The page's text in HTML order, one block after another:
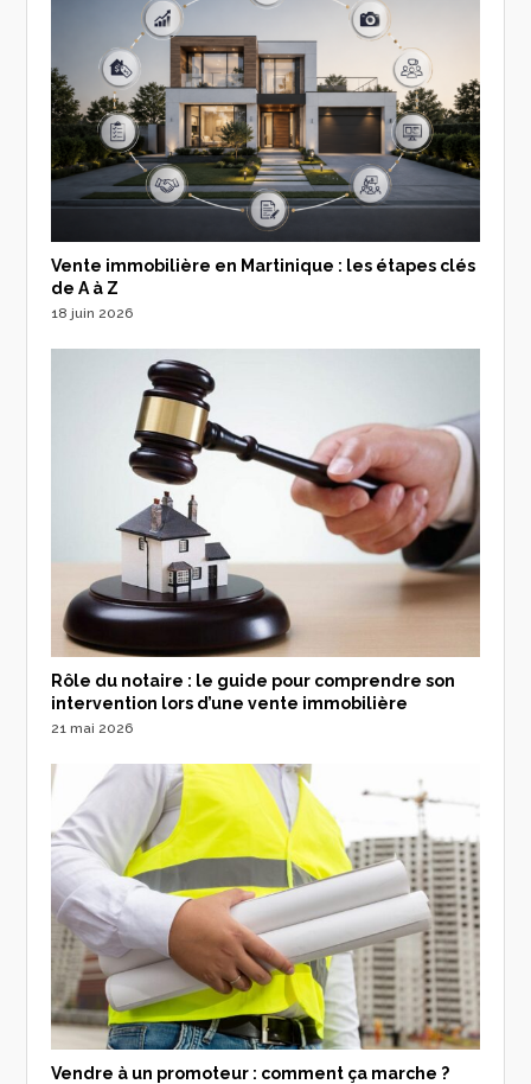
Vente immobilière en Martinique : les étapes clés
de A à Z
18 juin 2026
Rôle du notaire : le guide pour comprendre son
intervention lors d’une vente immobilière
21 mai 2026
Vendre à un promoteur : comment ça marche ?